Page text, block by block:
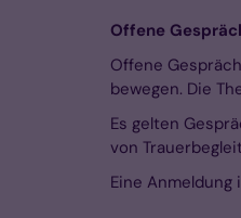
Offene
Offene
bewegen. Die
Es gelten
von
Eine